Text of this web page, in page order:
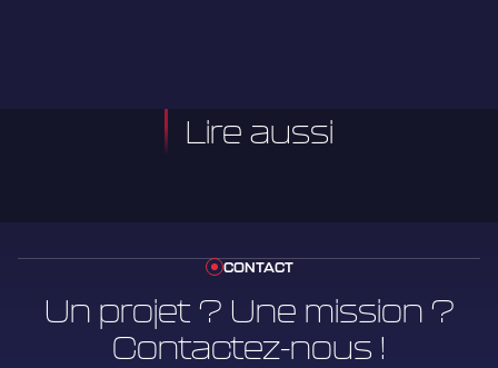
Lire aussi
CONTACT
Un projet ? Une mission ?
Contactez-nous !